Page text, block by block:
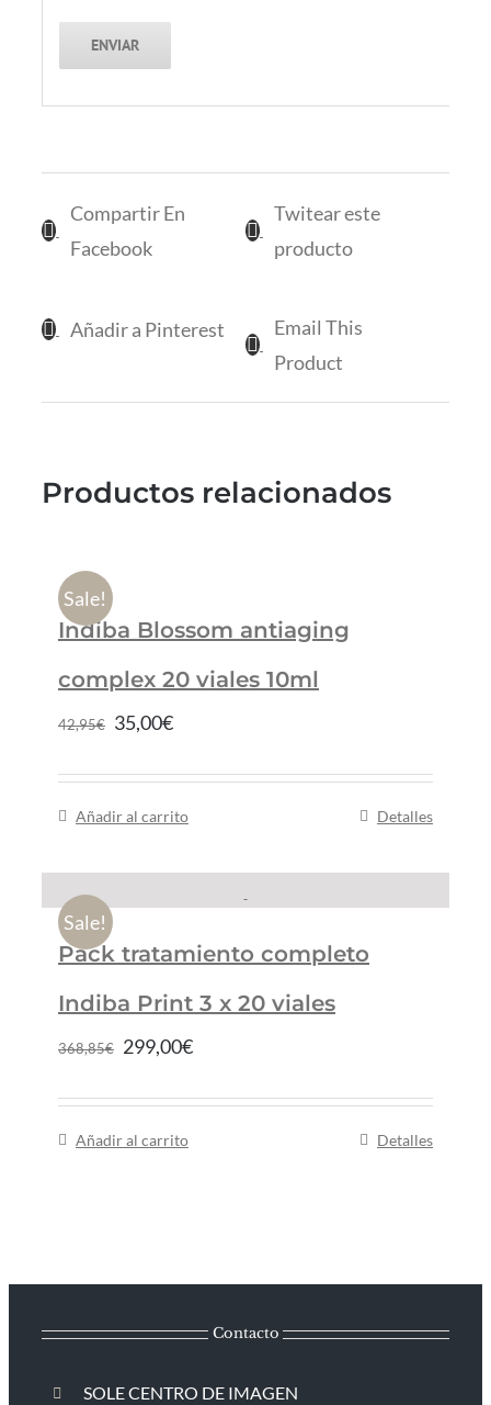
Compartir En
Facebook
Twitear este
producto
Añadir a Pinterest
Email This
Product
Productos relacionados
Sale!
Indiba Blossom antiaging
complex 20 viales 10ml
42,95€ 35,00€
Añadir al carrito Detalles
Sale!
Pack tratamiento completo
Indiba Print 3 x 20 viales
368,85€ 299,00€
Añadir al carrito Detalles
Contacto
SOLE CENTRO DE IMAGEN